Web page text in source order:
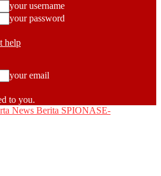
your username
your password
help
your email
to you.
SPIONASE-